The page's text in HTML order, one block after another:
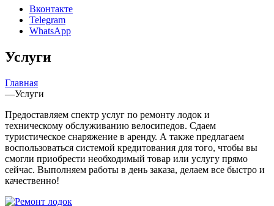
Вконтакте
Telegram
WhatsApp
Услуги
Главная
—Услуги
Предоставляем спектр услуг по ремонту лодок и
техническому обслуживанию велосипедов. Сдаем
туристическое снаряжение в аренду. А также предлагаем
воспользоваться системой кредитования для того, чтобы вы
смогли приобрести необходимый товар или услугу прямо
сейчас. Выполняем работы в день заказа, делаем все быстро и
качественно!